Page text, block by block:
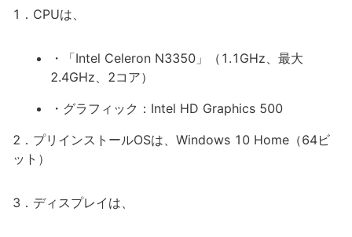
1．CPUは、
・「Intel Celeron N3350」（1.1GHz、最大
2.4GHz、2コア）
・グラフィック：Intel HD Graphics 500
2．プリインストールOSは、Windows 10 Home（64ビ
ット）
3．ディスプレイは、